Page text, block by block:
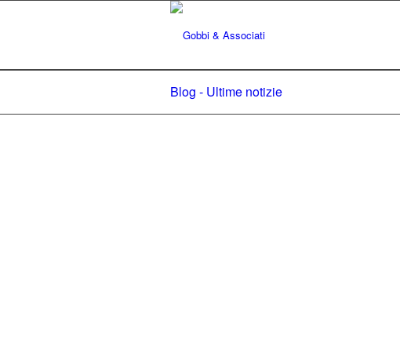
Blog - Ultime notizie